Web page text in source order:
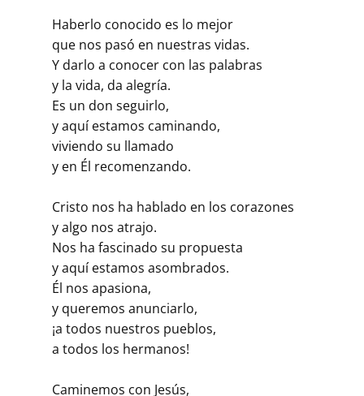
Haberlo conocido es lo mejor
que nos pasó en nuestras vidas.
Y darlo a conocer con las palabras
y la vida, da alegría.
Es un don seguirlo,
y aquí estamos caminando,
viviendo su llamado
y en Él recomenzando.
Cristo nos ha hablado en los corazones
y algo nos atrajo.
Nos ha fascinado su propuesta
y aquí estamos asombrados.
Él nos apasiona,
y queremos anunciarlo,
¡a todos nuestros pueblos,
a todos los hermanos!
Caminemos con Jesús,